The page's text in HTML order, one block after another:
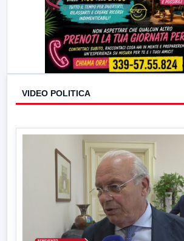
VIDEO POLITICA